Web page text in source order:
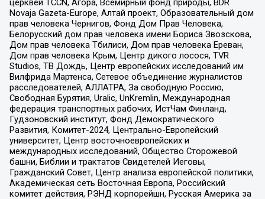
церквей TCCN, Агора, Всемирный фонд природы, BDR
Novaja Gazeta-Europe, Алтай проект, Образовательный дом
прав человека Чернигов, Фонд Дом Прав Человека,
Белорусский дом прав человека имени Бориса Звозскова,
Дом прав человека Тбилиси, Дом прав человека Ереван,
Дом прав человека Крым, Центр дикого лосося, TVR
Studios, ТВ Дождь, Центр европейских исследований им
Вилфрида Мартенса, Сетевое объединение журналистов
расследователей, АЛЛАТРА, За свободную Россию,
Свободная Бурятия, Uralic, UnKremlin, Международная
федерация транспортных рабочих, ИстЧам Финланд,
Гудзоновский институт, Фонд Демократического
Развития, Комитет-2024, Центрально-Европейский
университет, Центр восточноевропейских и
международных исследований, Общество Сторожевой
башни, Библии и трактатов Свидетелей Иеговы,
Гражданский Совет, Центр анализа европейской политики,
Академическая сеть Восточная Европа, Российский
комитет действия, РЭНД корпорейшн, Русская Америка за